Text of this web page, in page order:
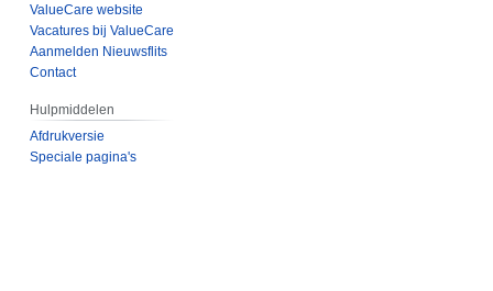
ValueCare website
Vacatures bij ValueCare
Aanmelden Nieuwsflits
Contact
Hulpmiddelen
Afdrukversie
Speciale pagina's